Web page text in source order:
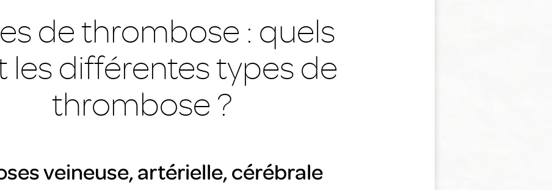
de thrombose : quels
les différentes types de
thrombose ?
veineuse, artérielle, cérébrale